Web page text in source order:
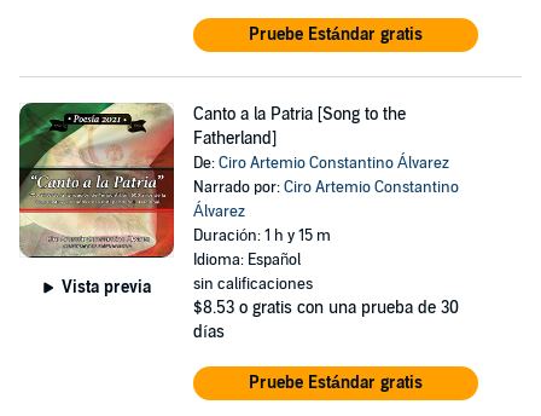
Pruebe Estándar gratis
Vista previa
Canto a la Patria [Song to the
Fatherland]
De:Ciro Artemio Constantino Álvarez
Narrado por:Ciro Artemio Constantino
Álvarez
Duración: 1 h y 15 m
Idioma: Español
sin calificaciones
$8.53 o gratis con una prueba de 30
días
Pruebe Estándar gratis